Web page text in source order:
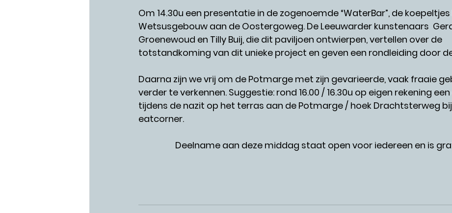
Om 14.30u een presentatie in de zogenoemde “WaterBar”, de
Wetsusgebouw aan de Oostergoweg. De Leeuwarder kunstenaars
Groenewoud en Tilly Buij, die dit paviljoen ontwierpen, vertellen over de
totstandkoming van dit unieke project en geven een rondleiding door
Daarna zijn we vrij om de Potmarge met zijn gevarieerde, vaak fraaie
verder te verkennen. Suggestie: rond 16.00 / 16.30u op eigen rekening
tijdens de nazit op het terras aan de Potmarge / hoek Drachtsterweg
eatcorner.
Deelname aan deze middag staat open voor iedereen en is